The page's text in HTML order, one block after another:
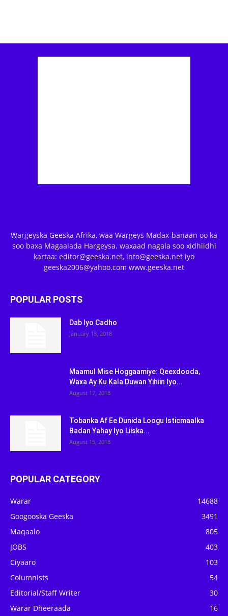
Wargeyska Geeska Afrika, waa Wargeys Madax-banaan oo ka
soo baxa Magaalada Hargeysa. waxaad nagala soo xidhiidhi
kartaa: editor@geeska.net, info@geeska.net iyo
geeska2006@yahoo.com www.geeska.net
POPULAR POSTS
Dab Iyo Cadho
January 18, 2018
Maamul Mise Hoggaamiye: Qeexdooda,
Waxa Ay Ku Kala Duwan Yihiin Iyo...
August 17, 2018
Tobanka Af Ee Dunida Loogu Isticmaalka
Badan Yahay Iyo Liiska...
August 15, 2018
POPULAR CATEGORY
Warar
14688
Googooska Geeska
3491
Maqaalo
805
JOBS
403
Ciyaaro
103
Columnists
54
Editorial/Staff Writer
30
Warar Dheeraada
16